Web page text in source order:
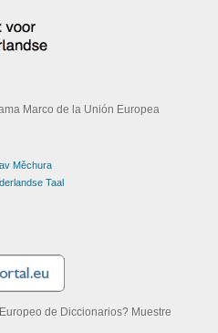
Marco de la Unión Europea
Měchura
Taal
de Diccionarios? Muestre